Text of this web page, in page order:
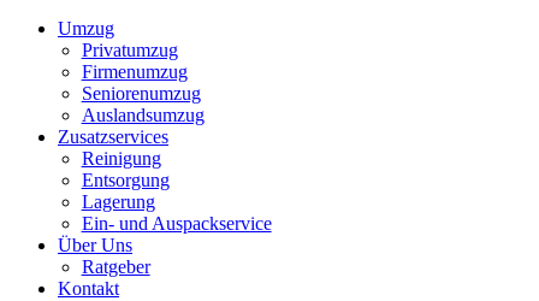
Umzug
Privatumzug
Firmenumzug
Seniorenumzug
Auslandsumzug
Zusatzservices
Reinigung
Entsorgung
Lagerung
Ein- und Auspackservice
Über Uns
Ratgeber
Kontakt